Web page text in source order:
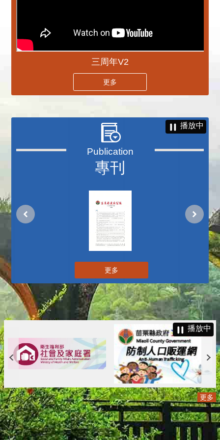
三周年V2
更多
專刊
播放中
更多
播放中
更多